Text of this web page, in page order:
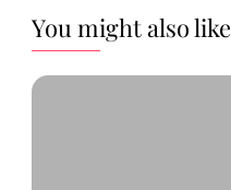
You might also like